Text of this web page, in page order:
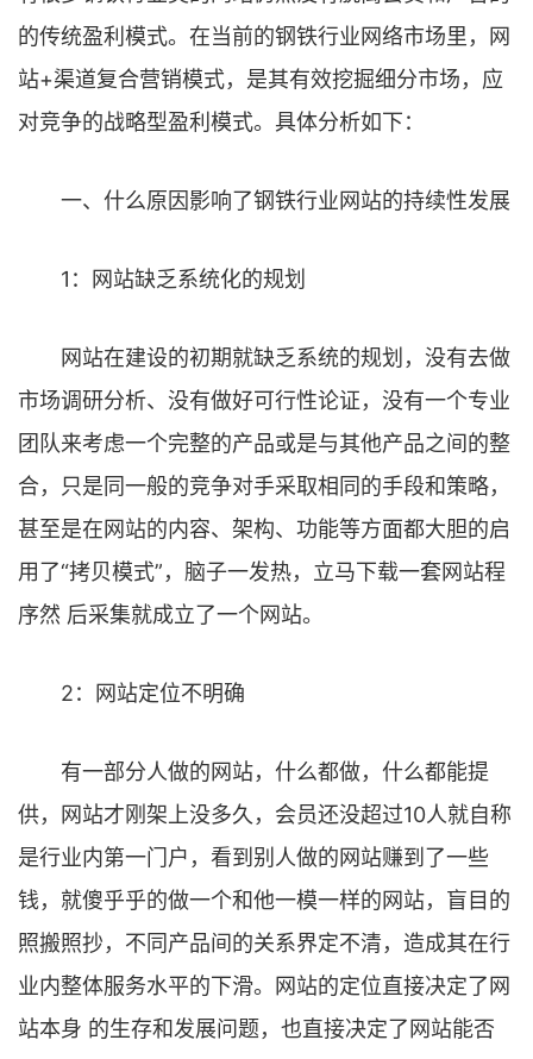
的传统盈利模式。在当前的钢铁行业网络市场里，网
站+渠道复合营销模式，是其有效挖掘细分市场，应
对竞争的战略型盈利模式。具体分析如下：
一、什么原因影响了钢铁行业网站的持续性发展
1：网站缺乏系统化的规划
网站在建设的初期就缺乏系统的规划，没有去做
市场调研分析、没有做好可行性论证，没有一个专业
团队来考虑一个完整的产品或是与其他产品之间的整
合，只是同一般的竞争对手采取相同的手段和策略，
甚至是在网站的内容、架构、功能等方面都大胆的启
用了“拷贝模式”，脑子一发热，立马下载一套网站程
序然 后采集就成立了一个网站。
2：网站定位不明确
有一部分人做的网站，什么都做，什么都能提
供，网站才刚架上没多久，会员还没超过10人就自称
是行业内第一门户，看到别人做的网站赚到了一些
钱，就傻乎乎的做一个和他一模一样的网站，盲目的
照搬照抄，不同产品间的关系界定不清，造成其在行
业内整体服务水平的下滑。网站的定位直接决定了网
站本身 的生存和发展问题，也直接决定了网站能否